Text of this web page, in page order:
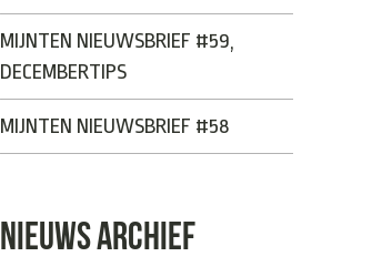
MIJNTEN NIEUWSBRIEF #59,
DECEMBERTIPS
MIJNTEN NIEUWSBRIEF #58
NIEUWS ARCHIEF